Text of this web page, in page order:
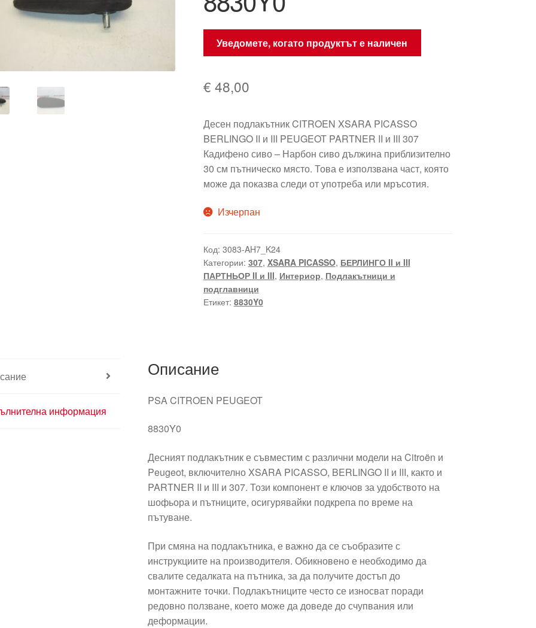
Уведомете, когато продуктът е наличен
€ 48,00
Десен подлакътник CITROEN XSARA PICASSO
BERLINGO II и III PEUGEOT PARTNER II и III 307
Кадифено сиво – Нарбон сиво дължина приблизително
30 см пътническо място. Това е използвана част, която
може да показва следи от употреба или мръсотия.
Изчерпан
Код: 3083-AH7_K24
Категории: 307, XSARA PICASSO, БЕРЛИНГО II и III
ПАРТНЬОР II и III, Интериор, Подлакътници и
подглавници
Етикет: 8830Y0
информация
Описание
PSA CITROEN PEUGEOT
8830Y0
Десният подлакътник е съвместим с различни модели на Citroën и
Peugeot, включително XSARA PICASSO, BERLINGO II и III, както и
PARTNER II и III и 307. Този компонент е ключов за удобството на
шофьора и пътниците, осигурявайки подкрепа по време на
пътуване.
При смяна на подлакътника, е важно да се съобразите с
инструкциите на производителя. Обикновено е необходимо да
свалите седалката на пътника, за да получите достъп до
монтажните точки. Подлакътниците често се износват поради
редовно ползване, което може да доведе до счупвания или
деформации.